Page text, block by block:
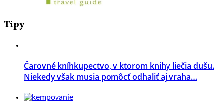
Tipy
Čarovné kníhkupectvo, v ktorom knihy liečia dušu.
Niekedy však musia pomôcť odhaliť aj vraha…